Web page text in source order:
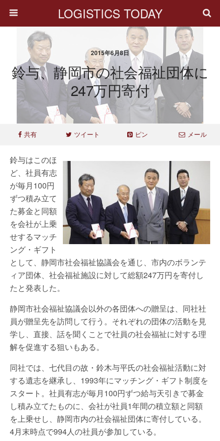
LOGISTICS TODAY
2015年6月8日
鈴与、静岡市の社会福祉団体に
247万円寄付
共有 ツイート ピン メール
鈴与はこのほ
ど、社員有志
が毎月100円
ずつ積み立て
た募金と同額
を会社が上乗
せするマッチ
ング・ギフト
として、静岡市社会福祉協議会を通じ、市内のボランテ
ィア団体、社会福祉施設に対して総額247万円を寄付し
たと発表した。
静岡市社会福祉協議会以外の各団体への贈呈は、同社社
員が贈呈先を訪問して行う。それぞれの団体の活動を見
学し、直接、話を聞くことで社員の社会福祉に対する理
解を促進する狙いもある。
同社では、七代目の故・鈴木与平氏の社会福祉活動に対
する遺志を継承し、1993年にマッチング・ギフト制度を
スタート。社員有志が毎月100円ずつ給与天引きで募金
し積み立てたものに、会社が社員1年間の積立額と同額
を上乗せし、静岡市内の社会福祉団体に寄付している。
4月末時点で994人の社員が参加している。